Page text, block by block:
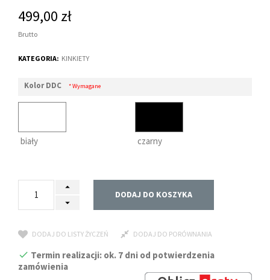
499,00 zł
Brutto
KATEGORIA: KINKIETY
Kolor DDC * Wymagane
biały czarny
DODAJ DO KOSZYKA
DODAJ DO LISTY ŻYCZEŃ DODAJ DO PORÓWNANIA
Termin realizacji: ok. 7 dni od potwierdzenia
zamówienia